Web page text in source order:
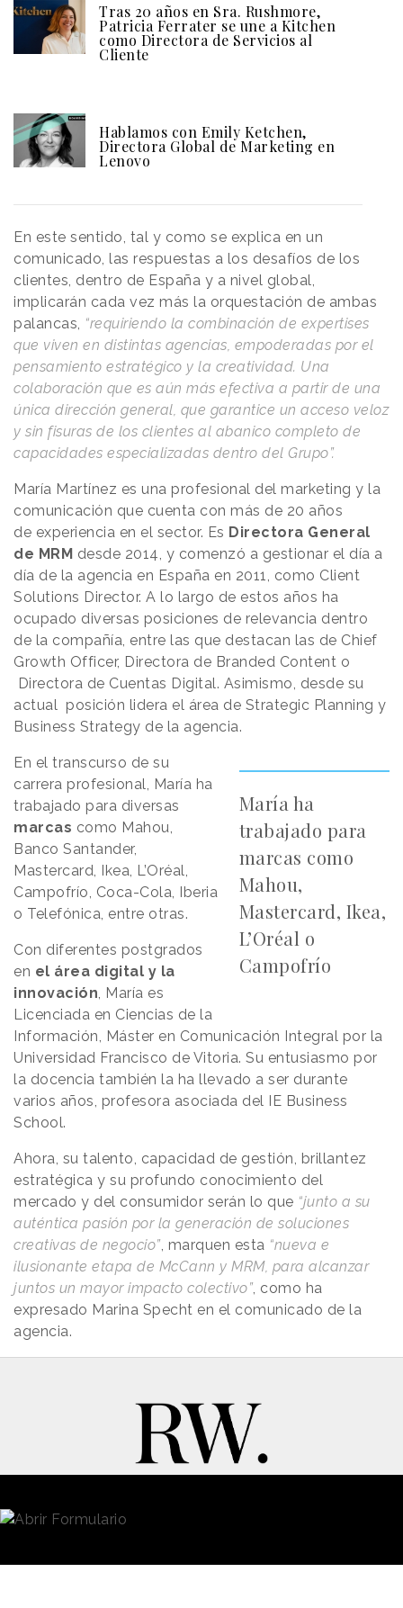
Tras 20 años en Sra. Rushmore,
Patricia Ferrater se une a Kitchen
como Directora de Servicios al
Cliente
Hablamos con Emily Ketchen,
Directora Global de Marketing en
Lenovo
En este sentido, tal y como se explica en un
comunicado, las respuestas a los desafíos de los
clientes, dentro de España y a nivel global,
implicarán cada vez más la orquestación de ambas
palancas, “requiriendo la combinación de expertises
que viven en distintas agencias, empoderadas por el
pensamiento estratégico y la creatividad. Una
colaboración que es aún más efectiva a partir de una
única dirección general, que garantice un acceso veloz
y sin fisuras de los clientes al abanico completo de
capacidades especializadas dentro del Grupo”.
María Martínez es una profesional del marketing y la
comunicación que cuenta con más de 20 años
de experiencia en el sector. Es Directora General
de MRM desde 2014, y comenzó a gestionar el día a
día de la agencia en España en 2011, como Client
Solutions Director. A lo largo de estos años ha
ocupado diversas posiciones de relevancia dentro
de la compañía, entre las que destacan las de Chief
Growth Officer, Directora de Branded Content o
Directora de Cuentas Digital. Asimismo, desde su
actual posición lidera el área de Strategic Planning y
Business Strategy de la agencia.
María ha
trabajado para
marcas como
Mahou,
Mastercard, Ikea,
L’Oréal o
Campofrío
En el transcurso de su
carrera profesional, María ha
trabajado para diversas
marcas como Mahou,
Banco Santander,
Mastercard, Ikea, L’Oréal,
Campofrío, Coca-Cola, Iberia
o Telefónica, entre otras.
Con diferentes postgrados
en el área digital y la
innovación, María es
Licenciada en Ciencias de la
Información, Máster en Comunicación Integral por la
Universidad Francisco de Vitoria. Su entusiasmo por
la docencia también la ha llevado a ser durante
varios años, profesora asociada del IE Business
School.
Ahora, su talento, capacidad de gestión, brillantez
estratégica y su profundo conocimiento del
mercado y del consumidor serán lo que “junto a su
auténtica pasión por la generación de soluciones
creativas de negocio”, marquen esta “nueva e
ilusionante etapa de McCann y MRM, para alcanzar
juntos un mayor impacto colectivo”, como ha
expresado Marina Specht en el comunicado de la
agencia.
Contacto